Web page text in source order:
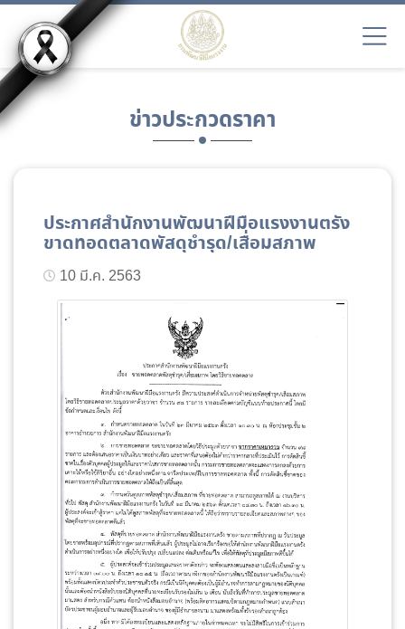
ข่าวประกวดราคา
ประกาศสำนักงานพัฒนาฝีมือแรงงานตรัง
ขาดทอดตลาดพัสดุชำรุด/เสื่อมสภาพ
10 มี.ค. 2563